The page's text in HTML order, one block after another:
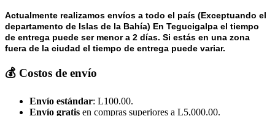
Actualmente realizamos envíos a todo el país (Exceptuando el
departamento de Islas de la Bahía) En Tegucigalpa el tiempo
de entrega puede ser menor a 2 días. Si estás en una zona
fuera de la ciudad el tiempo de entrega puede variar.
💰 Costos de envío
Envío estándar: L100.00.
Envío gratis en compras superiores a L5,000.00.